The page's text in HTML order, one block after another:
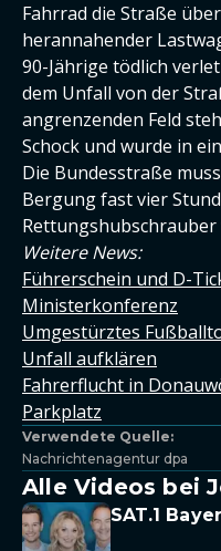
Fahrrad die Straße
herannahender
90-Jährige tödlich
dem Unfall von der
angrenzenden Feld
Schock und wurde in
Die Bundesstraße
Bergung fast vier
Rettungshubschrauber
Weitere News:
Führerschein und D-
Ministerkonferenz
Umgestürztes
Unfall aufklären
Fahrerflucht in
Parkplatz
Verwendete Quelle:
Nachrichtenagentur dpa
Alle Videos bei
SAT.1